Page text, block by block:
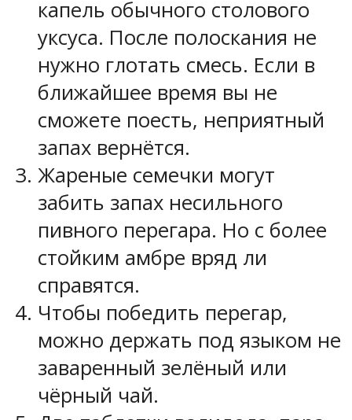
капель обычного столового
уксуса. После полоскания не
нужно глотать смесь. Если в
ближайшее время вы не
сможете поесть, неприятный
запах вернётся.
Жареные семечки могут
забить запах несильного
пивного перегара. Но с более
стойким амбре вряд ли
справятся.
Чтобы победить перегар,
можно держать под языком не
заваренный зелёный или
чёрный чай.